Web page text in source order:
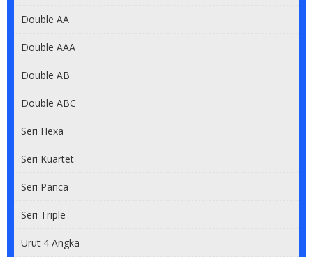
Double AA
Double AAA
Double AB
Double ABC
Seri Hexa
Seri Kuartet
Seri Panca
Seri Triple
Urut 4 Angka